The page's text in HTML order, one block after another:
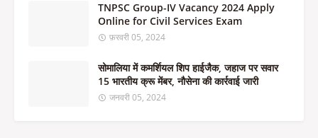
TNPSC Group-IV Vacancy 2024 Apply
Online for Civil Services Exam
फ़रवरी 05, 2024
सोमालिया में कमर्शियल शिप हाईजैक, जहाज पर सवार
15 भारतीय क्रू मेंबर, नौसेना की कार्रवाई जारी
जनवरी 05, 2024